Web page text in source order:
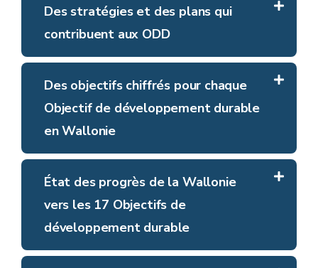
Des stratégies et des plans qui
contribuent aux ODD
Des objectifs chiffrés pour chaque
Objectif de développement durable
en Wallonie
État des progrès de la Wallonie
vers les 17 Objectifs de
développement durable